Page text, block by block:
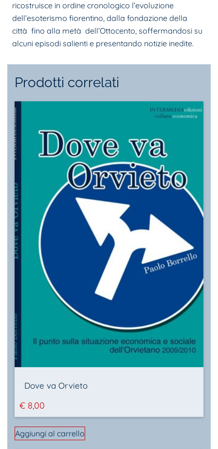
ricostruisce in ordine cronologico l’evoluzione
dell’esoterismo fiorentino, dalla fondazione della
città fino alla metà dell’Ottocento, soffermandosi su
alcuni episodi salienti e presentando notizie inedite.
Prodotti correlati
Dove va Orvieto
€ 8,00
Aggiungi al carrello